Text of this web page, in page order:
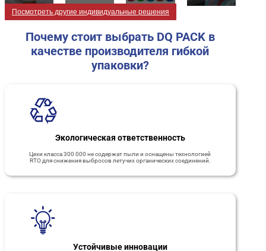
Посмотреть другие индивидуальные решения
Почему стоит выбрать DQ PACK в
качестве производителя гибкой
упаковки?
Экологическая ответственность
Цехи класса 300 000 не содержат пыли и оснащены технологией
RTO для снижения выбросов летучих органических соединений.
Устойчивые инновации